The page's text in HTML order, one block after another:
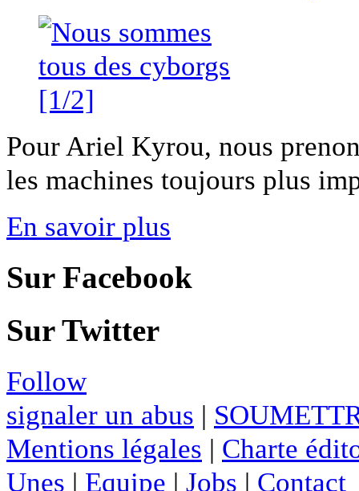
Pour Ariel Kyrou, nous
les machines toujours plus
En savoir plus
Sur Facebook
Sur Twitter
Follow
signaler un abus |
Mentions légales | Charte
Unes | Equipe | Jobs | Contact